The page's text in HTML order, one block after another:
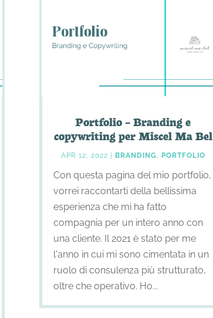
Portfolio – Branding e
copywriting per Miscel Ma Bel
APR 12, 2022 BRANDING, PORTFOLIO
Con questa pagina del mio portfolio,
vorrei raccontarti della bellissima
esperienza che mi ha fatto
compagnia per un intero anno con
una cliente. Il 2021 è stato per me
l'anno in cui mi sono cimentata in un
ruolo di consulenza più strutturato,
oltre che operativo. Ho...